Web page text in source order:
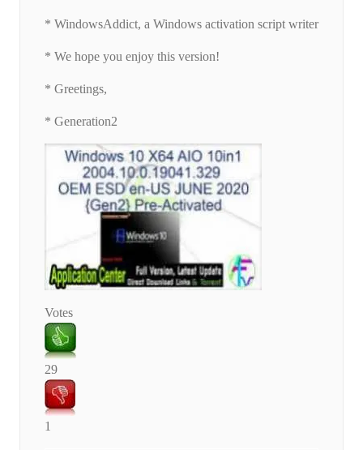
* WindowsAddict, a Windows activation script writer
* We hope you enjoy this version!
* Greetings,
* Generation2
Votes
29
1